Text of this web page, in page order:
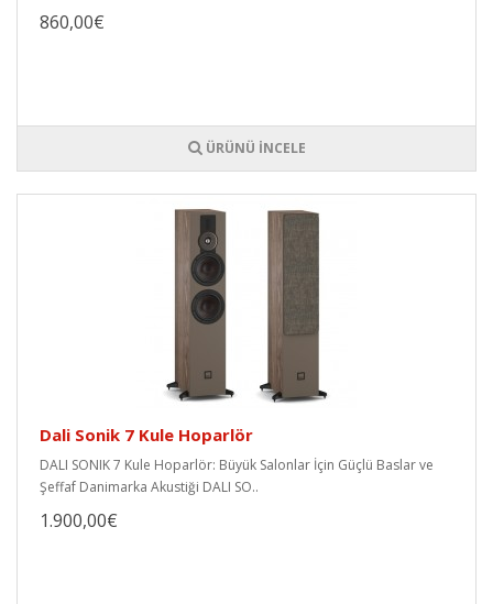
860,00€
ÜRÜNÜ İNCELE
Dali Sonik 7 Kule Hoparlör
DALI SONIK 7 Kule Hoparlör: Büyük Salonlar İçin Güçlü Baslar ve
Şeffaf Danimarka Akustiği DALI SO..
1.900,00€